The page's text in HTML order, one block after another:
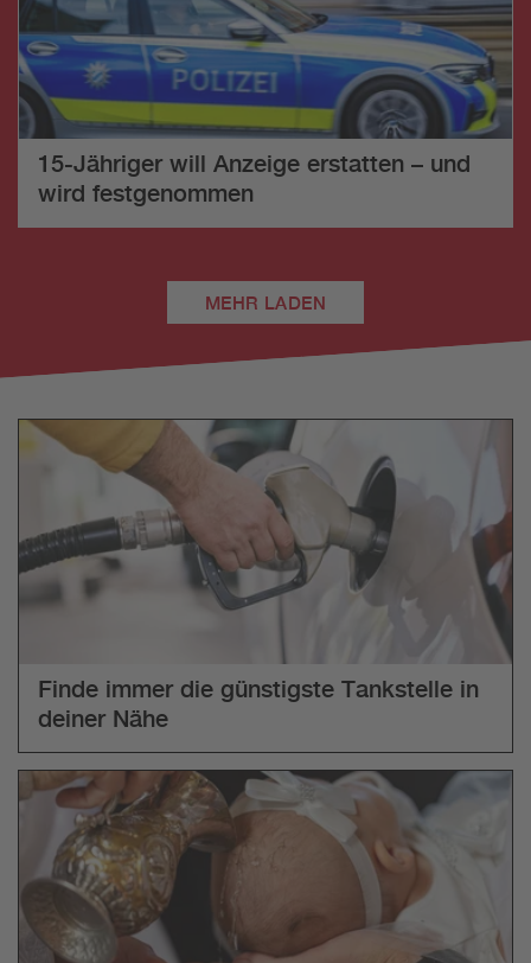
15-Jähriger will Anzeige erstatten – und
wird festgenommen
MEHR LADEN
Finde immer die günstigste Tankstelle in
deiner Nähe